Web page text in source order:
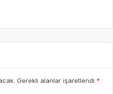
Gerekli alanlar işaretlendi *